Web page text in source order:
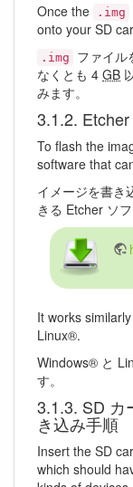
Once the .img
onto your SD
.img
ファイル
なくとも 4 GB
みます。
To flash the
software that
イメージを書き
きる Etcher ソ
It works
Linux®.
Windows® と
す。
SD カ
き込み手順
Insert the SD
which should